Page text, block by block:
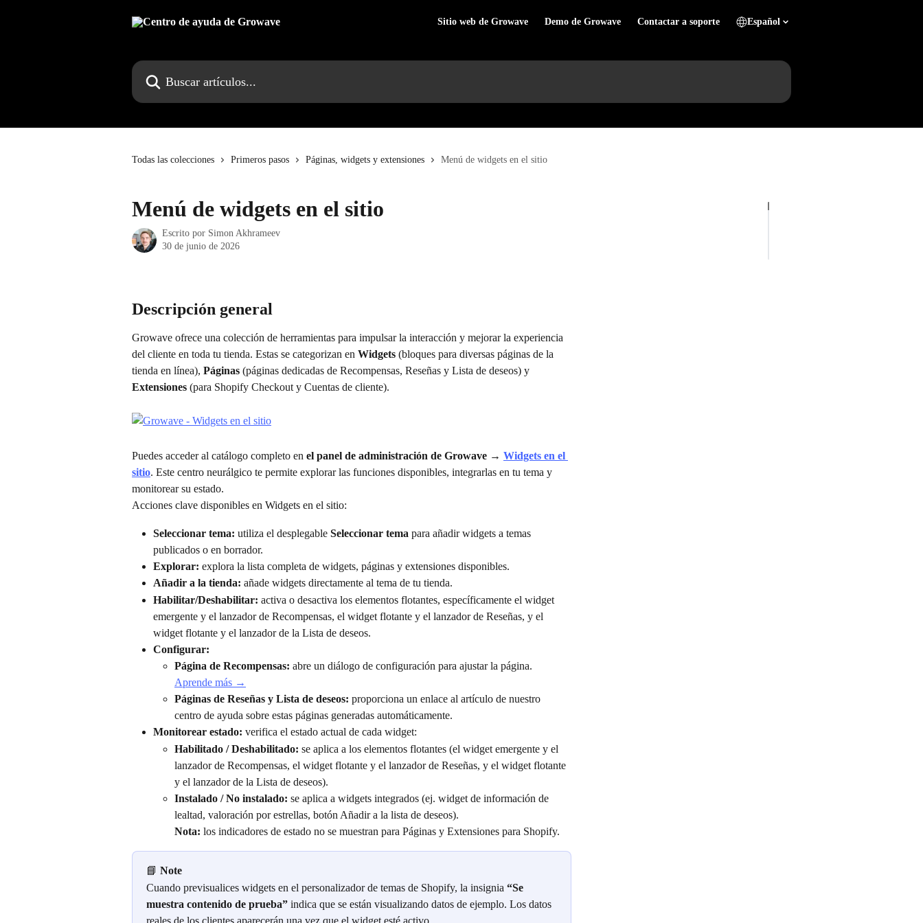
Sitio web de Growave Demo de Growave Contactar a soporte Español
Buscar artículos...
Todas las colecciones Primeros pasos Páginas, widgets y extensiones Menú de widgets en el sitio
Menú de widgets en el sitio
Escrito por Simon Akhrameev
30 de junio de 2026
Descripción general
Growave ofrece una colección de herramientas para impulsar la interacción y mejorar la experiencia
del cliente en toda tu tienda. Estas se categorizan en Widgets (bloques para diversas páginas de la
tienda en línea), Páginas (páginas dedicadas de Recompensas, Reseñas y Lista de deseos) y
Extensiones (para Shopify Checkout y Cuentas de cliente).
Puedes acceder al catálogo completo en el panel de administración de Growave → Widgets en el
sitio. Este centro neurálgico te permite explorar las funciones disponibles, integrarlas en tu tema y
monitorear su estado.
Acciones clave disponibles en Widgets en el sitio:
Seleccionar tema: utiliza el desplegable Seleccionar tema para añadir widgets a temas
publicados o en borrador.
Explorar: explora la lista completa de widgets, páginas y extensiones disponibles.
Añadir a la tienda: añade widgets directamente al tema de tu tienda.
Habilitar/Deshabilitar: activa o desactiva los elementos flotantes, específicamente el widget
emergente y el lanzador de Recompensas, el widget flotante y el lanzador de Reseñas, y el
widget flotante y el lanzador de la Lista de deseos.
Configurar:
Página de Recompensas: abre un diálogo de configuración para ajustar la página.
Aprende más →
Páginas de Reseñas y Lista de deseos: proporciona un enlace al artículo de nuestro
centro de ayuda sobre estas páginas generadas automáticamente.
Monitorear estado: verifica el estado actual de cada widget:
Habilitado / Deshabilitado: se aplica a los elementos flotantes (el widget emergente y el
lanzador de Recompensas, el widget flotante y el lanzador de Reseñas, y el widget flotante
y el lanzador de la Lista de deseos).
Instalado / No instalado: se aplica a widgets integrados (ej. widget de información de
lealtad, valoración por estrellas, botón Añadir a la lista de deseos).
Nota: los indicadores de estado no se muestran para Páginas y Extensiones para Shopify.
📘 Note
Cuando previsualices widgets en el personalizador de temas de Shopify, la insignia “Se
muestra contenido de prueba” indica que se están visualizando datos de ejemplo. Los datos
reales de los clientes aparecerán una vez que el widget esté activo.